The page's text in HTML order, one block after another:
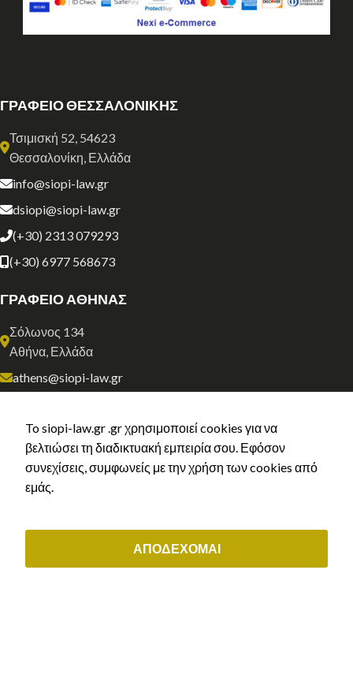
ΓΡΑΦΕΙΟ ΘΕΣΣΑΛΟΝΙΚΗΣ
Τσιμισκή 52, 54623
Θεσσαλονίκη, Ελλάδα
info@siopi-law.gr
dsiopi@siopi-law.gr
(+30) 2313 079293
(+30) 6977 568673
ΓΡΑΦΕΙΟ ΑΘΗΝΑΣ
Σόλωνος 134
Αθήνα, Ελλάδα
athens@siopi-law.gr
ΟΙ ΥΠΗΡΕΣΙΕΣ ΜΑΣ
Αστικό Δίκαιο
Εργατικό δίκαιο & συντάξεις
Εμπορικό & εταιρικό δίκαιο
To siopi-law.gr .gr χρησιμοποιεί cookies για να
βελτιώσει τη διαδικτυακή εμπειρία σου. Εφόσον
συνεχίσεις, συμφωνείς με την χρήση των cookies από
εμάς.
ΑΠΟΔΕΧΟΜΑΙ